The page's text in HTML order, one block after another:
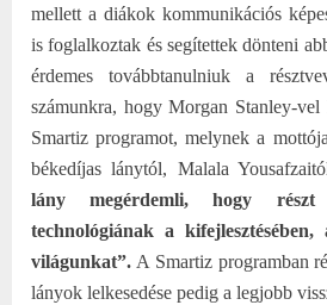
mellett a diákok kommunikációs
is foglalkoztak és segítettek dönteni
érdemes továbbtanulniuk a
számunkra, hogy Morgan Stanley-
Smartiz programot, melynek a
békedíjas lánytól, Malala
lány megérdemli, hogy
technológiának a
világunkat”. A Smartiz programban
lányok lelkesedése pedig a legjobb